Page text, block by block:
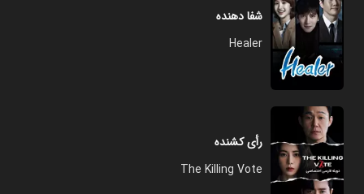
شفا دهنده
Healer
رأی کشنده
The Killing Vote